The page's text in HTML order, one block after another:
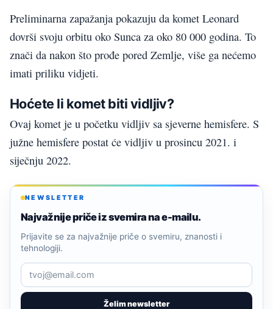
Preliminarna zapažanja pokazuju da komet Leonard
dovrši svoju orbitu oko Sunca za oko 80 000 godina. To
znači da nakon što prođe pored Zemlje, više ga nećemo
imati priliku vidjeti.
Hoćete li komet biti vidljiv?
Ovaj komet je u početku vidljiv sa sjeverne hemisfere. S
južne hemisfere postat će vidljiv u prosincu 2021. i
siječnju 2022.
NEWSLETTER
Najvažnije priče iz svemira na e-mailu.
Želim newsletter
Prijavite se za najvažnije priče o svemiru, znanosti i
tehnologiji.